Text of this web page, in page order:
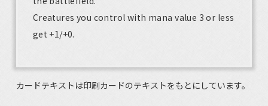
Creatures you control with mana value 3 or less
get +1/+0.
カードテキストは印刷カードのテキストをもとにしています。